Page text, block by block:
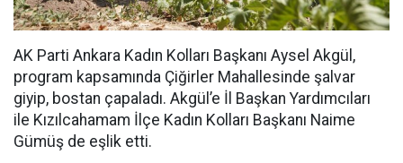
AK Parti Ankara Kadın Kolları Başkanı Aysel Akgül,
program kapsamında Çiğirler Mahallesinde şalvar
giyip, bostan çapaladı. Akgül’e İl Başkan Yardımcıları
ile Kızılcahamam İlçe Kadın Kolları Başkanı Naime
Gümüş de eşlik etti.